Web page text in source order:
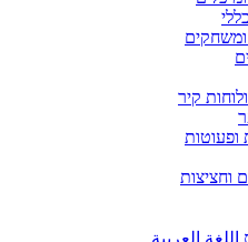
קיר
ופעוטות
וחציצות
العربية